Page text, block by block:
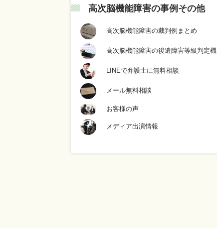
高次脳機能障害の事例その他
高次脳機能障害の裁判例まとめ
高次脳機能障害の後遺障害等級判定機
LINEで弁護士に無料相談
メール無料相談
お客様の声
メディア出演情報